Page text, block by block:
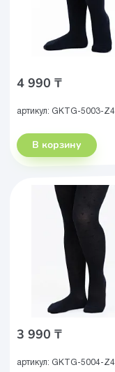
4 990 ₸
артикул: GKTG-5003-Z4
В корзину
3 990 ₸
артикул: GKTG-5004-Z4